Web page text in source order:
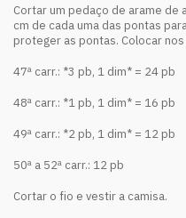
Cortar um pedaço de arame de
cm de cada uma das pontas
proteger as pontas. Colocar
47ª carr.: *3 pb, 1 dim* = 24 pb
48ª carr.: *1 pb, 1 dim* = 16 pb
49ª carr.: *2 pb, 1 dim* = 12 pb
50ª a 52ª carr.: 12 pb
Cortar o fio e vestir a camisa.